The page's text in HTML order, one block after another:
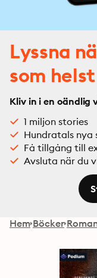
Lyssna
som helst
Kliv in i en oändlig
1 miljon stories
Hundratals nya
Få tillgång till
Avsluta när du
Hem Böcker